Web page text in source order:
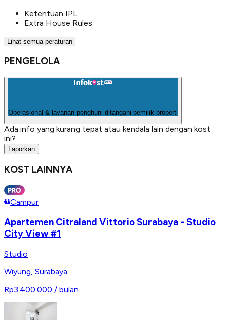
Ketentuan IPL
Extra House Rules
Lihat semua peraturan
PENGELOLA
Operasional & layanan penghuni ditangani pemilik properti
Ada info yang kurang tepat atau kendala lain dengan kost
ini?
Laporkan
KOST LAINNYA
Campur
Apartemen Citraland Vittorio Surabaya - Studio
City View #1
Studio
Wiyung, Surabaya
Rp3.400.000 / bulan